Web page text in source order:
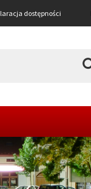
dostępności